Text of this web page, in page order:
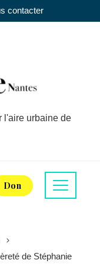
contacter
l'aire urbaine de
Don
de Stéphanie